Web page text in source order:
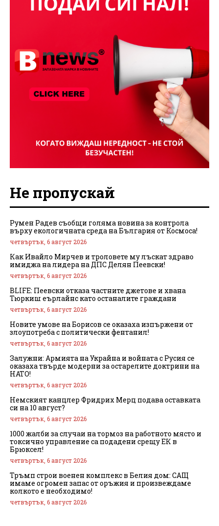
Не пропускай
Румен Радев съобщи голяма новина за контрола
върху екологичната среда на България от Космоса!
четвъртък, 6 август 2026
Как Ивайло Мирчев и троловете му лъскат здраво
имиджа на лидера на ДПС Делян Пеевски!
четвъртък, 6 август 2026
BLIFE: Пеевски отказа частните джетове и хвана
Тюркиш еърлайнс като останалите граждани
четвъртък, 6 август 2026
Новите умове на Борисов се оказаха изпържени от
злоупотреба с политически фентанил!
четвъртък, 6 август 2026
Залужни: Армията на Украйна и войната с Русия се
оказаха твърде модерни за остарелите доктрини на
НАТО!
четвъртък, 6 август 2026
Немският канцлер Фридрих Мерц подава оставката
си на 10 август?
четвъртък, 6 август 2026
1000 жалби за случаи на тормоз на работното място и
токсично управление са подадени срещу ЕК в
Брюксел!
четвъртък, 6 август 2026
Тръмп строи военен комплекс в Белия дом: САЩ
имаме огромен запас от оръжия и произвеждаме
колкото е необходимо!
четвъртък, 6 август 2026